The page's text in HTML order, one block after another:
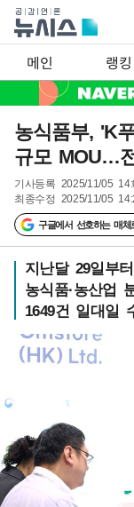
메인 랭킹
농식품부, 'K
규모 MOU…
기사등록 2025/11/05
최종수정 2025/11/05
구글에서 선호하는 매체
지난달 29일부
농식품·농산업
1649건 일대일